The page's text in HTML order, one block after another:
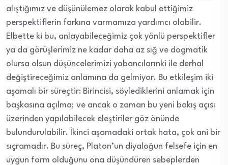
alıştığımız ve düşünülemez olarak kabul ettiğimiz
perspektiflerin farkına varmamıza yardımcı olabilir.
Elbette ki bu, anlayabileceğimiz çok yönlü perspektifler
ya da görüşlerimiz ne kadar daha az sığ ve dogmatik
olursa olsun düşüncelerimizi yabancılarınki ile derhal
değiştireceğimiz anlamına da gelmiyor. Bu etkileşim iki
aşamalı bir süreçtir: Birincisi, söylediklerini anlamak için
başkasına açılma; ve ancak o zaman bu yeni bakış açısı
üzerinden yapılabilecek eleştiriler göz önünde
bulundurulabilir. İkinci aşamadaki ortak hata, çok ani bir
sıçramadır. Bu süreç, Platon’un diyaloğun felsefe için en
uygun form olduğunu ona düşündüren sebeplerden